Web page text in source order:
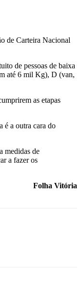
de Carteira Nacional
de pessoas de baixa
até 6 mil Kg), D (van,
as etapas
é a outra cara do
medidas de
a fazer os
Folha Vitória